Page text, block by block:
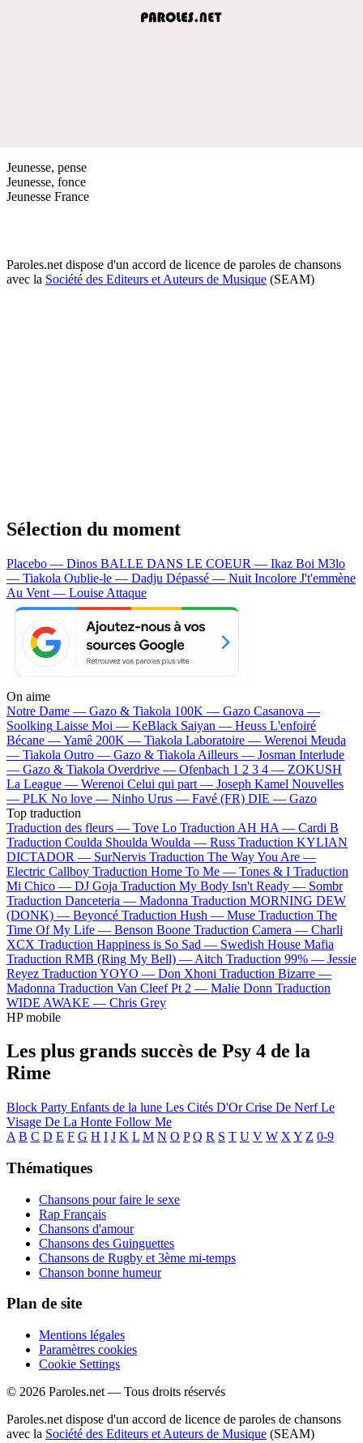
Jeunesse, pense
Jeunesse, fonce
Jeunesse France
Paroles.net dispose d'un accord de licence de paroles de chansons
avec la Société des Editeurs et Auteurs de Musique (SEAM)
Sélection du moment
Placebo — Dinos BALLE DANS LE COEUR — Ikaz Boi M3lo
— Tiakola Oublie-le — Dadju Dépassé — Nuit Incolore J't'emmène
Au Vent — Louise Attaque
On aime
Notre Dame — Gazo & Tiakola 100K — Gazo Casanova —
Soolking Laisse Moi — KeBlack Saiyan — Heuss L'enfoiré
Bécane —Yamê 200K — Tiakola Laboratoire — Werenoi Meuda
— Tiakola Outro — Gazo & Tiakola Ailleurs — Josman Interlude
— Gazo & Tiakola Overdrive — Ofenbach 1 2 3 4 — ZOKUSH
La League — Werenoi Celui qui part — Joseph Kamel Nouvelles
— PLK No love — Ninho Urus — Favé (FR) DIE — Gazo
Top traduction
Traduction des fleurs — Tove Lo Traduction AH HA — Cardi B
Traduction Coulda Shoulda Woulda — Russ Traduction KYLIAN
DICTADOR — SurNervis Traduction The Way You Are —
Electric Callboy Traduction Home To Me — Tones & I Traduction
Mi Chico — DJ Goja Traduction My Body Isn't Ready — Sombr
Traduction Danceteria — Madonna Traduction MORNING DEW
(DONK) — Beyoncé Traduction Hush — Muse Traduction The
Time Of My Life — Benson Boone Traduction Camera — Charli
XCX Traduction Happiness is So Sad — Swedish House Mafia
Traduction RMB (Ring My Bell) — Aitch Traduction 99% — Jessie
Reyez Traduction YOYO — Don Xhoni Traduction Bizarre —
Madonna Traduction Van Cleef Pt 2 — Malie Donn Traduction
WIDE AWAKE — Chris Grey
HP mobile
Les plus grands succès de Psy 4 de la
Rime
Block Party Enfants de la lune Les Cités D'OrCrise De NerfLe
Visage De La Honte Follow Me
A B C D E F G H I J K L M N O P Q R S T U V W X Y Z 0-9
Thématiques
Chansons pour faire le sexe
Rap Français
Chansons d'amour
Chansons des Guinguettes
Chansons de Rugby et 3ème mi-temps
Chanson bonne humeur
Plan de site
Mentions légales
Paramètres cookies
Cookie Settings
© 2026 Paroles.net — Tous droits réservés
Paroles.net dispose d'un accord de licence de paroles de chansons
avec la Société des Editeurs et Auteurs de Musique (SEAM)